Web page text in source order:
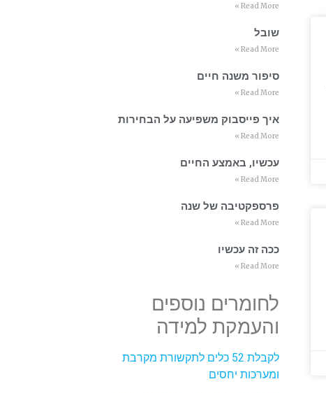
Read More »
שובל
Read More »
סיפור משנה חיים
Read More »
איך פייסבוק משפיעה על הבחירות
Read More »
עכשיו, באמצע החיים
Read More »
פרספקטיבה של שנה
Read More »
ככה זה עכשיו
Read More »
לחומרים נוספים
והעמקת למידה
לקבלת 52 כלים לתקשורת מקרבת
ומערכות יחסים